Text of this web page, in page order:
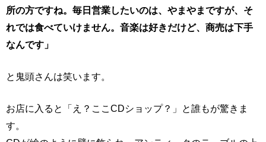
所の方ですね。毎日営業したいのは、やまやまですが、そ
れでは食べていけません。音楽は好きだけど、商売は下手
なんです」
と鬼頭さんは笑います。
お店に入ると「え？ここCDショップ？」と誰もが驚きま
す。